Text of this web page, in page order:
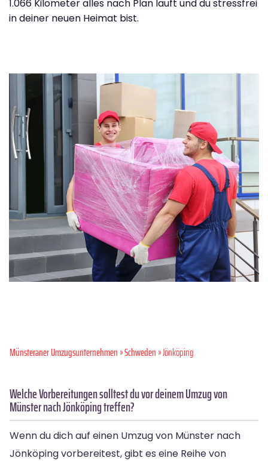
1.066 Kilometer alles nach Plan läuft und du stressfrei
in deiner neuen Heimat bist.
Münsteraner Umzugsunternehmen»Schweden» Jönköping
Welche Vorbereitungen solltest du vor deinem Umzug von
Münster nach Jönköping treffen?
Wenn du dich auf einen Umzug von Münster nach
Jönköping vorbereitest, gibt es eine Reihe von